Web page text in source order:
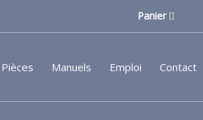
Panier
Pièces Manuels Emploi Contact